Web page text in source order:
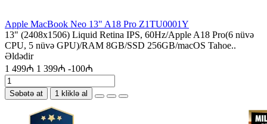
Apple MacBook Neo 13" A18 Pro Z1TU0001Y
13" (2408x1506) Liquid Retina IPS, 60Hz/Apple A18 Pro(6 nüvə
CPU, 5 nüvə GPU)/RAM 8GB/SSD 256GB/macOS Tahoe..
Əldədir
1 499₼ 1 399₼ -100₼
Səbətə at 1 kliklə al